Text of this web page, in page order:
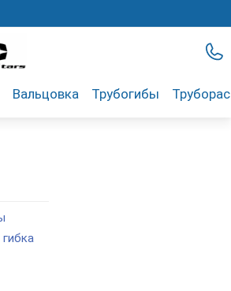
Вальцовка Трубогибы